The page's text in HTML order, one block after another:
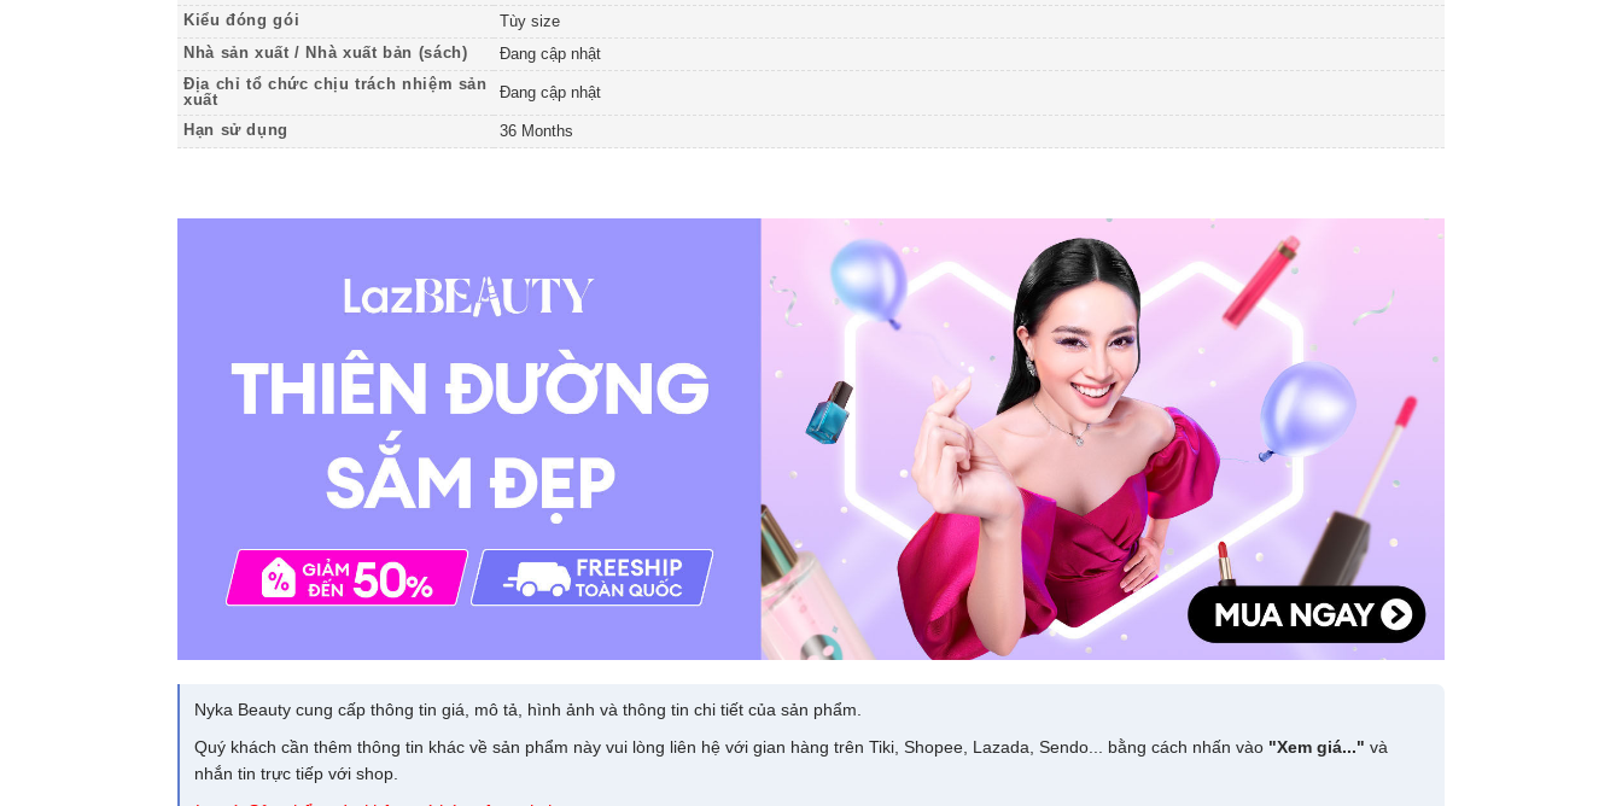
Kiểu đóng gói
Tùy size
Nhà sản xuất / Nhà xuất bản (sách)
Đang cập nhật
Địa chỉ tổ chức chịu trách nhiệm sản
xuất
Đang cập nhật
Hạn sử dụng 36 Months
Nyka Beauty cung cấp thông tin giá, mô tả, hình ảnh và thông tin chi tiết của sản phẩm.
Quý khách cần thêm thông tin khác về sản phẩm này vui lòng liên hệ với gian hàng trên Tiki, Shopee, Lazada, Sendo... bằng cách nhấn vào "Xem giá..." và
nhắn tin trực tiếp với shop.